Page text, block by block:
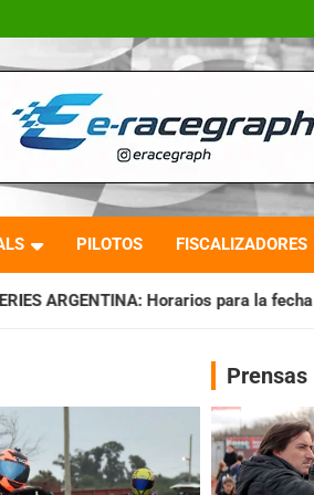
PILOTOS FISCALIZADORES
para la fecha con Invitados
Prensas